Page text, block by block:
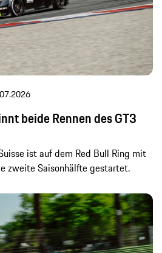
beide Rennen des GT3
ist auf dem Red Bull Ring mit
zweite Saisonhälfte gestartet.